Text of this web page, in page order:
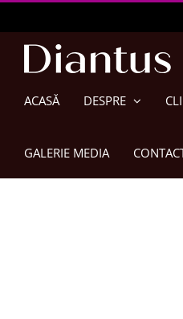
content
ACASĂ DESPRE
GALERIE MEDIA